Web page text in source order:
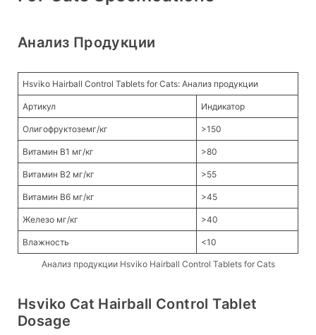
Анализ Продукции
Hsviko Hairball Control Tablets for Cats: Анализ продукции
Артикул Индикатор
Олигофруктоземг/кг >150
Витамин B1 мг/кг >80
Витамин B2 мг/кг >55
Витамин B6 мг/кг >45
Железо мг/кг >40
Влажность <10
Анализ продукции Hsviko Hairball Control Tablets for Cats
Hsviko Cat Hairball Control Tablet
Dosage